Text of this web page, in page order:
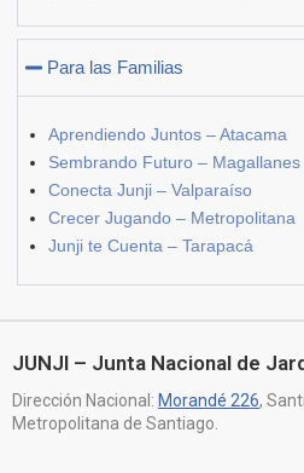
Para las Familias
Aprendiendo Juntos – Atacama
Sembrando Futuro –
Conecta Junji – Valparaíso
Crecer Jugando – Metropolitana
Junji te Cuenta – Tarapacá
JUNJI – Junta Nacional de
Dirección Nacional: Morandé 226,
Metropolitana de Santiago.